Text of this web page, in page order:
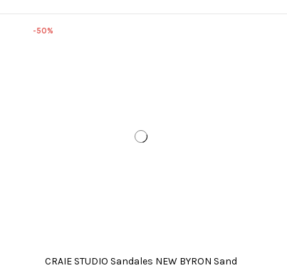
-50%
CRAIE STUDIO Sandales NEW BYRON Sand